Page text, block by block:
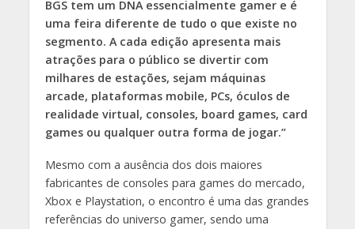
BGS tem um DNA essencialmente gamer e é
uma feira diferente de tudo o que existe no
segmento. A cada edição apresenta mais
atrações para o público se divertir com
milhares de estações, sejam máquinas
arcade, plataformas mobile, PCs, óculos de
realidade virtual, consoles, board games, card
games ou qualquer outra forma de jogar.”
Mesmo com a ausência dos dois maiores
fabricantes de consoles para games do mercado,
Xbox e Playstation, o encontro é uma das grandes
referências do universo gamer, sendo uma